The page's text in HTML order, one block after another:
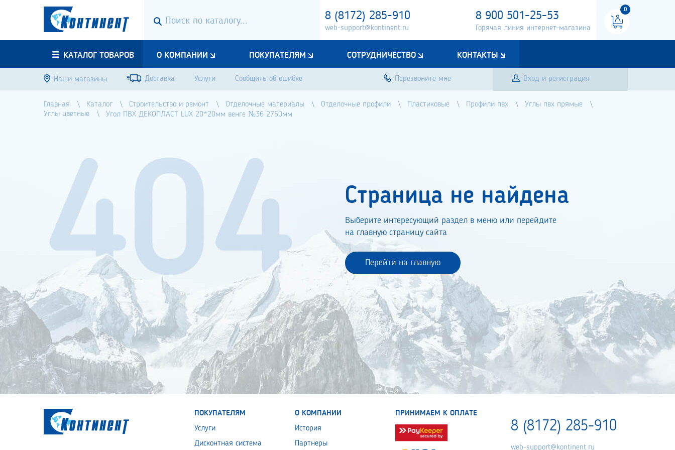
8 (8172) 285-910
web-support@kontinent.ru
8 900 501-25-53
Горячая линия интернет-магазина
0
КАТАЛОГ ТОВАРОВ О КОМПАНИИ ПОКУПАТЕЛЯМ СОТРУДНИЧЕСТВО КОНТАКТЫ
Наши магазины Доставка Услуги Сообщить об ошибке Перезвоните мне Вход и регистрация
Главная Каталог Строительство и ремонт Отделочные материалы Отделочные профили Пластиковые Профили пвх
Углы пвх прямые
Углы цветные
Угол ПВХ ДЕКОПЛАСТ LUX 20*20мм венге №36 2750мм
Страница не найдена
Выберите интересующий раздел в меню или перейдите
на главную страницу сайта
Перейти на главную
ПОКУПАТЕЛЯМ
Услуги
Дисконтная система
О КОМПАНИИ
История
Партнеры
ПРИНИМАЕМ К ОПЛАТЕ
8 (8172) 285-910
web-support@kontinent.ru